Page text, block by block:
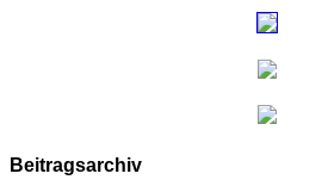
Beitragsarchiv